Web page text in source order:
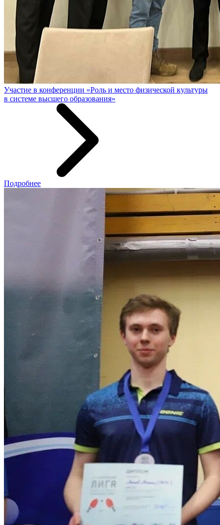
Участие в конференции «Роль и место физической культуры
в системе высшего образования»
Подробнее